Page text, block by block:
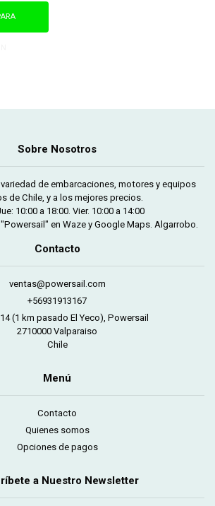
Sobre Nosotros
de embarcaciones, motores y equipos
de Chile, y a los mejores precios.
10:00 a 18:00. Vier. 10:00 a 14:00
en Waze y Google Maps. Algarrobo.
Contacto
ventas@powersail.com
+56931913167
(1 km pasado El Yeco), Powersail
2710000 Valparaiso
Chile
Menú
Contacto
Quienes somos
Opciones de pagos
a Nuestro Newsletter